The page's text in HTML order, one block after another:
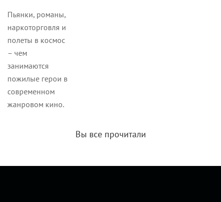
Пьянки, романы,
наркоторговля и
полеты в космос
– чем
занимаются
пожилые герои в
современном
жанровом кино.
Вы все прочитали